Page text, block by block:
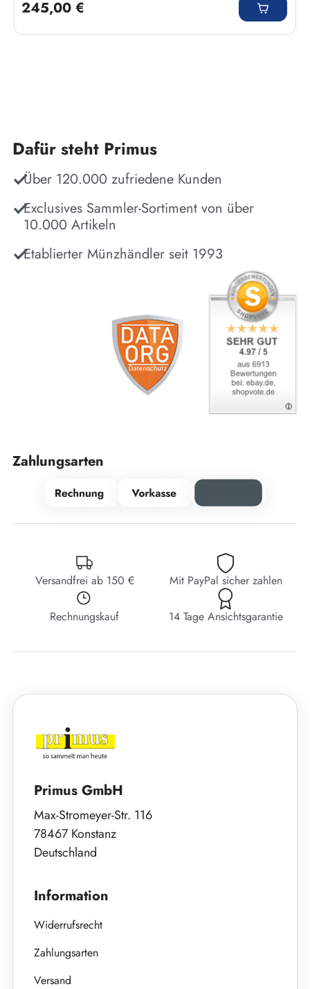
245,00 €
Dafür steht Primus
Über 120.000 zufriedene Kunden
Exclusives Sammler-Sortiment von über
10.000 Artikeln
Etablierter Münzhändler seit 1993
Zahlungsarten
Versandfrei ab 150 € Mit PayPal sicher zahlen
Rechnungskauf 14 Tage Ansichtsgarantie
Primus GmbH
Max-Stromeyer-Str. 116
78467 Konstanz
Deutschland
Information
Widerrufsrecht
Zahlungsarten
Versand